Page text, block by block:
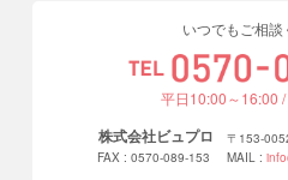
いつでもご相談
平日10:00～16:00
株式会社ビュプロ
〒153-
FAX : 0570-089-153
MAIL :